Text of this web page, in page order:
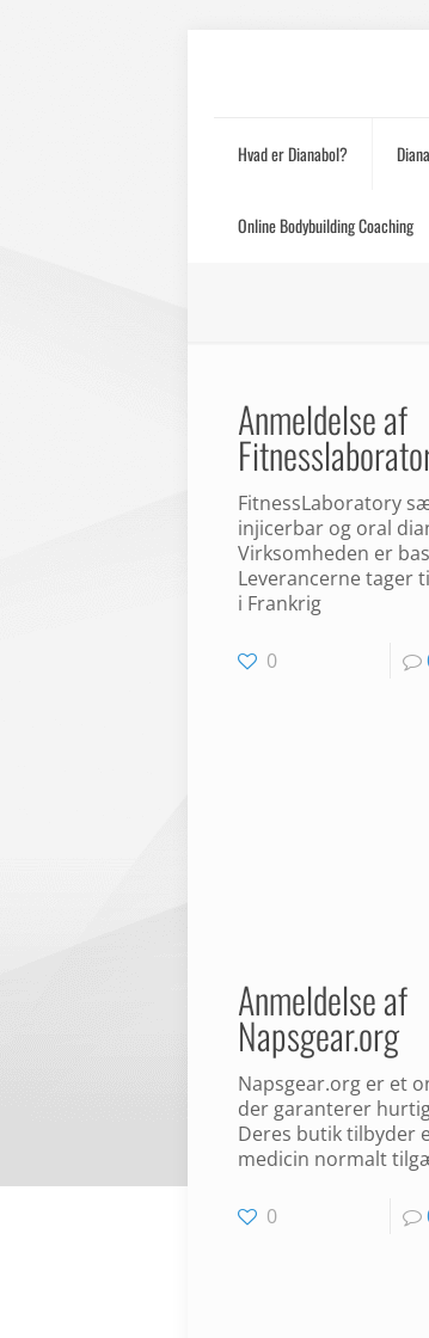
Hvad er Dianabol?
Online Bodybuilding Coaching
Anmeldelse af
FitnessLaboratory
injicerbar og oral
Virksomheden er
Leverancerne tager
i Frankrig
0
Anmeldelse af
Napsgear.org
Napsgear.org er et
der garanterer
Deres butik tilbyder
medicin normalt
0